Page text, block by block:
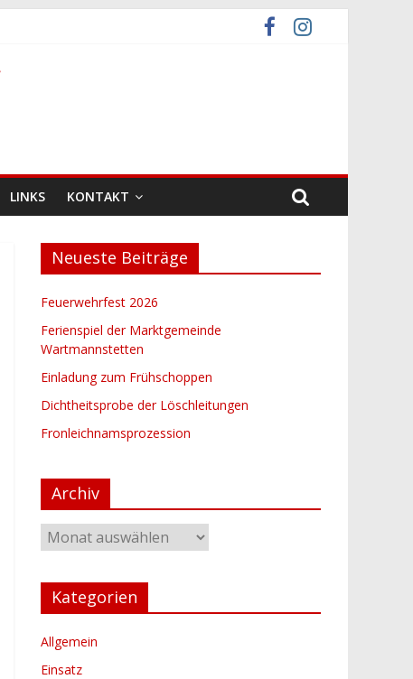
LINKS KONTAKT
Neueste Beiträge
Feuerwehrfest 2026
Ferienspiel der Marktgemeinde
Wartmannstetten
Einladung zum Frühschoppen
Dichtheitsprobe der Löschleitungen
Fronleichnamsprozession
Archiv
Archiv
Kategorien
Allgemein
Einsatz